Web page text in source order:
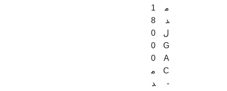
م
د
ل
G
A
C
-
1
8
0
0
0
م
د